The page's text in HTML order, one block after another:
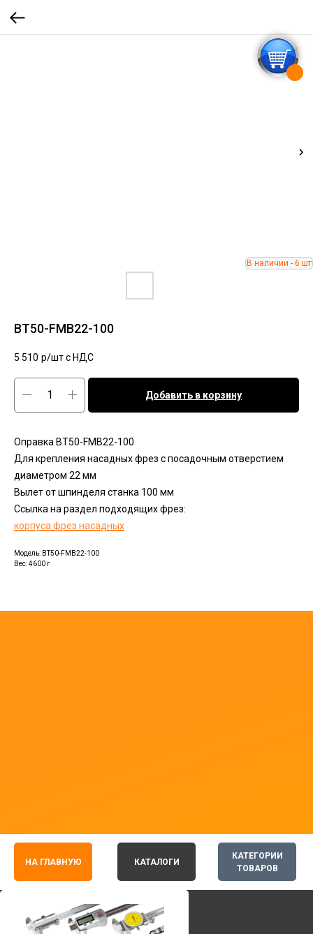
BT50-FMB22-100
5 510 р/шт c НДС
Добавить в корзину
Оправка BT50-FMB22-100
Для крепления насадных фрез с посадочным отверстием
диаметром 22 мм
Вылет от шпинделя станка 100 мм
Ссылка на раздел подходящих фрез:
корпуса фрез насадных
Модель: BT50-FMB22-100
Вес: 4600 г
КАТЕГОРИИ
ТОВАРОВ
НА ГЛАВНУЮ КАТАЛОГИ